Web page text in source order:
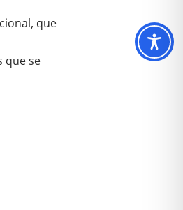
que
que se